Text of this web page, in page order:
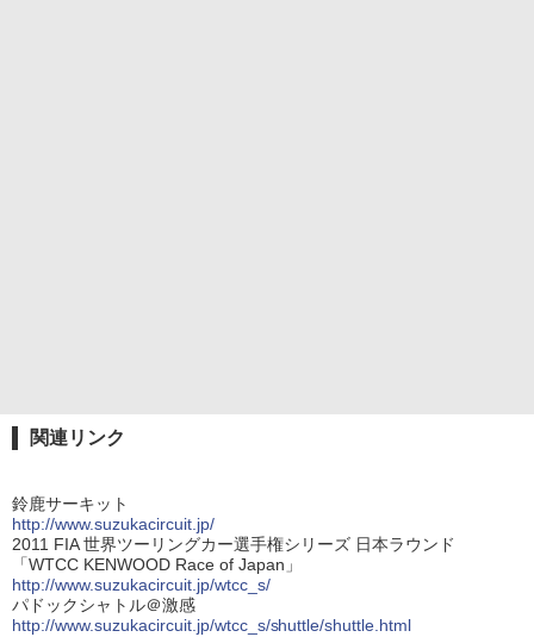
関連リンク
鈴鹿サーキット
http://www.suzukacircuit.jp/
2011 FIA 世界ツーリングカー選手権シリーズ 日本ラウンド
「WTCC KENWOOD Race of Japan」
http://www.suzukacircuit.jp/wtcc_s/
パドックシャトル＠激感
http://www.suzukacircuit.jp/wtcc_s/shuttle/shuttle.html